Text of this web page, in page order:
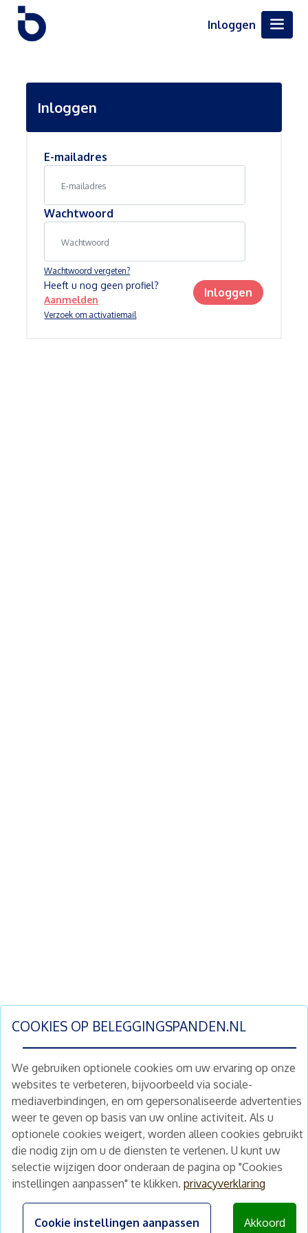
COOKIES OP BELEGGINGSPANDEN.NL
We gebruiken optionele cookies om uw ervaring op onze
websites te verbeteren, bijvoorbeeld via sociale-
mediaverbindingen, en om gepersonaliseerde advertenties
weer te geven op basis van uw online activiteit. Als u
optionele cookies weigert, worden alleen cookies gebruikt
die nodig zijn om u de diensten te verlenen. U kunt uw
selectie wijzigen door onderaan de pagina op "Cookies
instellingen aanpassen" te klikken. privacyverklaring
Cookie instellingen aanpassen Akkoord
Inloggen
Inloggen
E-mailadres
Wachtwoord
Wachtwoord vergeten?
Verzoek om activatiemail
Heeft u nog geen profiel?
Aanmelden
Inloggen
Schrijf je nu in en ontvang wekelijks ons
nieuwe aanbod vastgoedbeleggingen.
Nieuwsbrief Abonneren
Home
Te koop
Nieuws
Schimmelstraat 5H
1053 TA Amsterdam
+31 (0) 30 225 31 12